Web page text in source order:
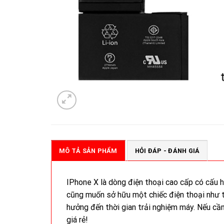
MÔ TẢ SẢN PHẨM HỎI ĐÁP - ĐÁNH GIÁ
IPhone X là dòng điện thoại cao cấp có cấu
cũng muốn sở hữu một chiếc điện thoại như
hưởng đến thời gian trải nghiệm máy. Nếu
giá rẻ!